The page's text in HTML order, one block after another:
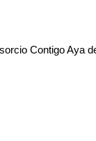
Contigo Aya